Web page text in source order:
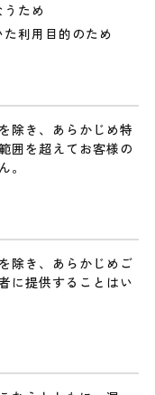
ため
利用目的のため
除き、あらかじめ特
囲を超えてお客様の
。
除き、あらかじめご
に提供することはい